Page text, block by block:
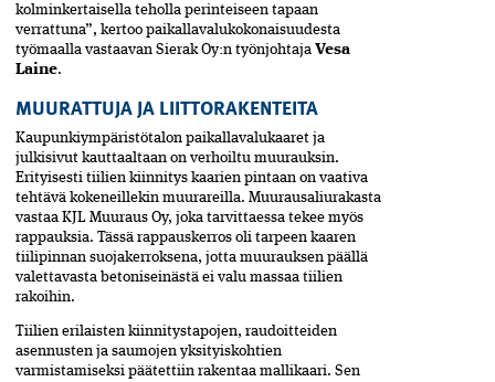
kolminkertaisella teholla perinteiseen tapaan
verrattuna”, kertoo paikallavalukokonaisuudesta
työmaalla vastaavan Sierak Oy:n työnjohtaja Vesa
Laine.
MUURATTUJA JA LIITTORAKENTEITA
Kaupunkiympäristötalon paikallavalukaaret ja
julkisivut kauttaaltaan on verhoiltu muurauksin.
Erityisesti tiilien kiinnitys kaarien pintaan on vaativa
tehtävä kokeneillekin muurareilla. Muurausaliurakasta
vastaa KJL Muuraus Oy, joka tarvittaessa tekee myös
rappauksia. Tässä rappauskerros oli tarpeen kaaren
tiilipinnan suojakerroksena, jotta muurauksen päällä
valettavasta betoniseinästä ei valu massaa tiilien
rakoihin.
Tiilien erilaisten kiinnitystapojen, raudoitteiden
asennusten ja saumojen yksityiskohtien
varmistamiseksi päätettiin rakentaa mallikaari. Sen